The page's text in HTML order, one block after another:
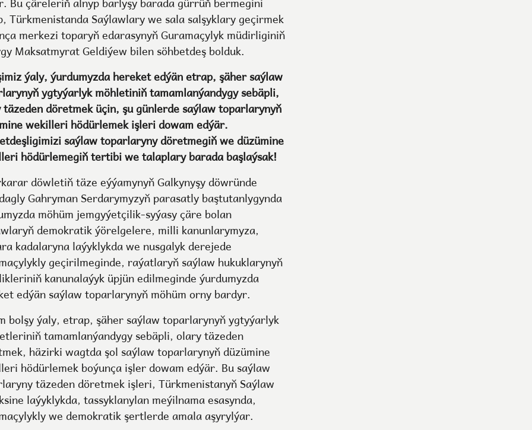
Türkmenistanda Saýlawlary we sala salşyklary geçirmek
merkezi toparyň edarasynyň Guramaçylyk müdirliginiň
Maksatmyrat Geldiýew bilen söhbetdeş bolduk.
ýaly, ýurdumyzda hereket edýän etrap, şäher saýlaw
ygtyýarlyk möhletiniň tamamlanýandygy sebäpli,
döretmek üçin, şu günlerde saýlaw toparlarynyň
wekilleri hödürlemek işleri dowam edýär.
saýlaw toparlaryny döretmegiň we düzümine
hödürlemegiň tertibi we talaplary barada başlaýsak!
döwletiň täze eýýamynyň Galkynyşy döwründe
Gahryman Serdarymyzyň parasatly baştutanlygynda
möhüm jemgyýetçilik-syýasy çäre bolan
demokratik ýörelgelere, milli kanunlarymyza,
kadalaryna laýyklykda we nusgalyk derejede
geçirilmeginde, raýatlaryň saýlaw hukuklarynyň
kanunalaýyk üpjün edilmeginde ýurdumyzda
edýän saýlaw toparlarynyň möhüm orny bardyr.
bolşy ýaly, etrap, şäher saýlaw toparlarynyň ygtyýarlyk
tamamlanýandygy sebäpli, olary täzeden
häzirki wagtda şol saýlaw toparlarynyň düzümine
hödürlemek boýunça işler dowam edýär. Bu saýlaw
täzeden döretmek işleri, Türkmenistanyň Saýlaw
laýyklykda, tassyklanylan meýilnama esasynda,
we demokratik şertlerde amala aşyrylýar.